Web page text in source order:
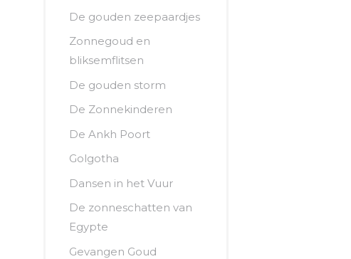
De gouden zeepaardjes
Zonnegoud en
bliksemflitsen
De gouden storm
De Zonnekinderen
De Ankh Poort
Golgotha
Dansen in het Vuur
De zonneschatten van
Egypte
Gevangen Goud